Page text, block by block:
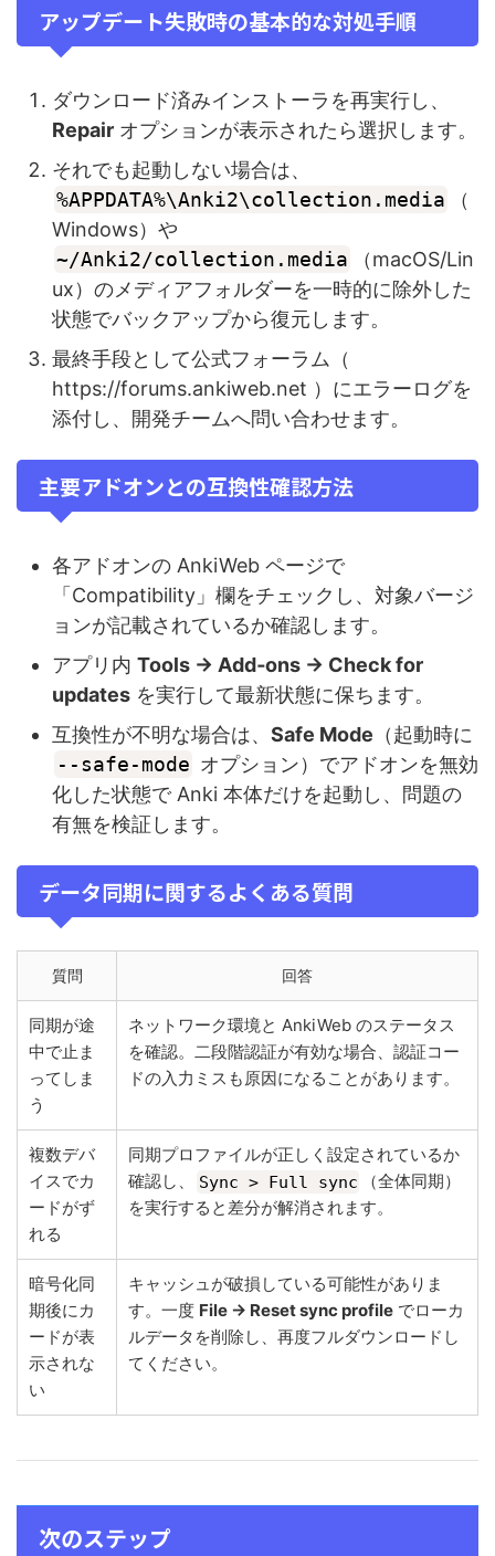
アップデート失敗時の基本的な対処手順
ダウンロード済みインストーラを再実行し、
Repair オプションが表示されたら選択します。
それでも起動しない場合は、
%APPDATA%\Anki2\collection.media
（
Windows）や
~/Anki2/collection.media
（macOS/Lin
ux）のメディアフォルダーを一時的に除外した
状態でバックアップから復元します。
最終手段として公式フォーラム（
https://forums.ankiweb.net ）にエラーログを
添付し、開発チームへ問い合わせます。
主要アドオンとの互換性確認方法
各アドオンの AnkiWeb ページで
「Compatibility」欄をチェックし、対象バージ
ョンが記載されているか確認します。
アプリ内 Tools → Add‑ons → Check for
updates を実行して最新状態に保ちます。
互換性が不明な場合は、 Safe Mode （起動時に
--safe-mode オプション）でアドオンを無効
化した状態で Anki 本体だけを起動し、問題の
有無を検証します。
データ同期に関するよくある質問
質問 回答
同期が途
中で止ま
ってしま
う
ネットワーク環境と AnkiWeb のステータス
を確認。二段階認証が有効な場合、認証コー
ドの入力ミスも原因になることがあります。
複数デバ
イスでカ
ードがず
れる
同期プロファイルが正しく設定されているか
確認し、
Sync > Full sync
（全体同期）
を実行すると差分が解消されます。
暗号化同
期後にカ
ードが表
示されな
い
キャッシュが破損している可能性がありま
す。一度 File → Reset sync profile でローカ
ルデータを削除し、再度フルダウンロードし
てください。
次のステップ